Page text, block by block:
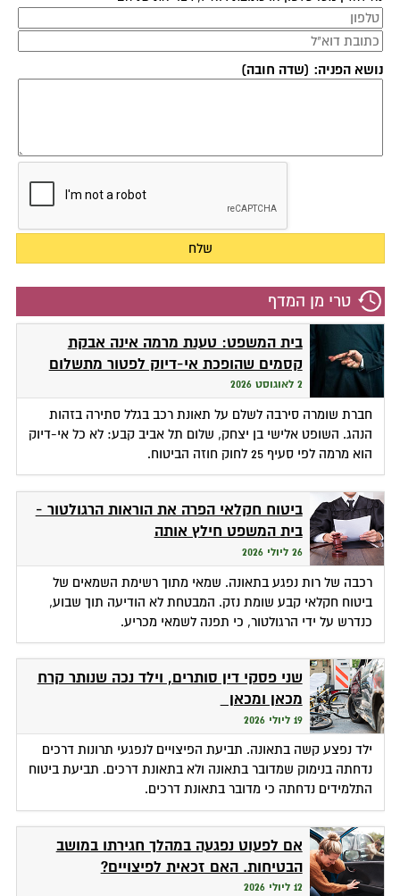
נושא הפניה: (שדה חובה)
טרי מן המדף
בית המשפט: טענת מרמה אינה אבקת
קסמים שהופכת אי-דיוק לפטור מתשלום
2 לאוגוסט 2026
חברת שומרה סירבה לשלם על תאונת רכב בגלל סתירה בזהות
הנהג. השופט אלישי בן יצחק, שלום תל אביב קבע: לא כל אי-דיוק
הוא מרמה לפי סעיף 25 לחוק חוזה הביטוח.
ביטוח חקלאי הפרה את הוראות הרגולטור -
בית המשפט חילץ אותה
26 ליולי 2026
רכבה של רות נפגע בתאונה. שמאי מתוך רשימת השמאים של
ביטוח חקלאי קבע שומת נזק. המבטחת לא הודיעה תוך שבוע,
כנדרש על ידי הרגולטור, כי תפנה לשמאי מכריע.
שני פסקי דין סותרים, וילד נכה שנותר קרח
מכאן ומכאן
19 ליולי 2026
ילד נפצע קשה בתאונה. תביעת הפיצויים לנפגעי תרונות דרכים
נדחתה בנימוק שמדובר בתאונה ולא בתאונת דרכים. תביעת ביטוח
התלמידים נדחתה כי מדובר בתאונת דרכים.
אם לפעוט נפגעה במהלך חגירתו במושב
הבטיחות. האם זכאית לפיצויים?
12 ליולי 2026